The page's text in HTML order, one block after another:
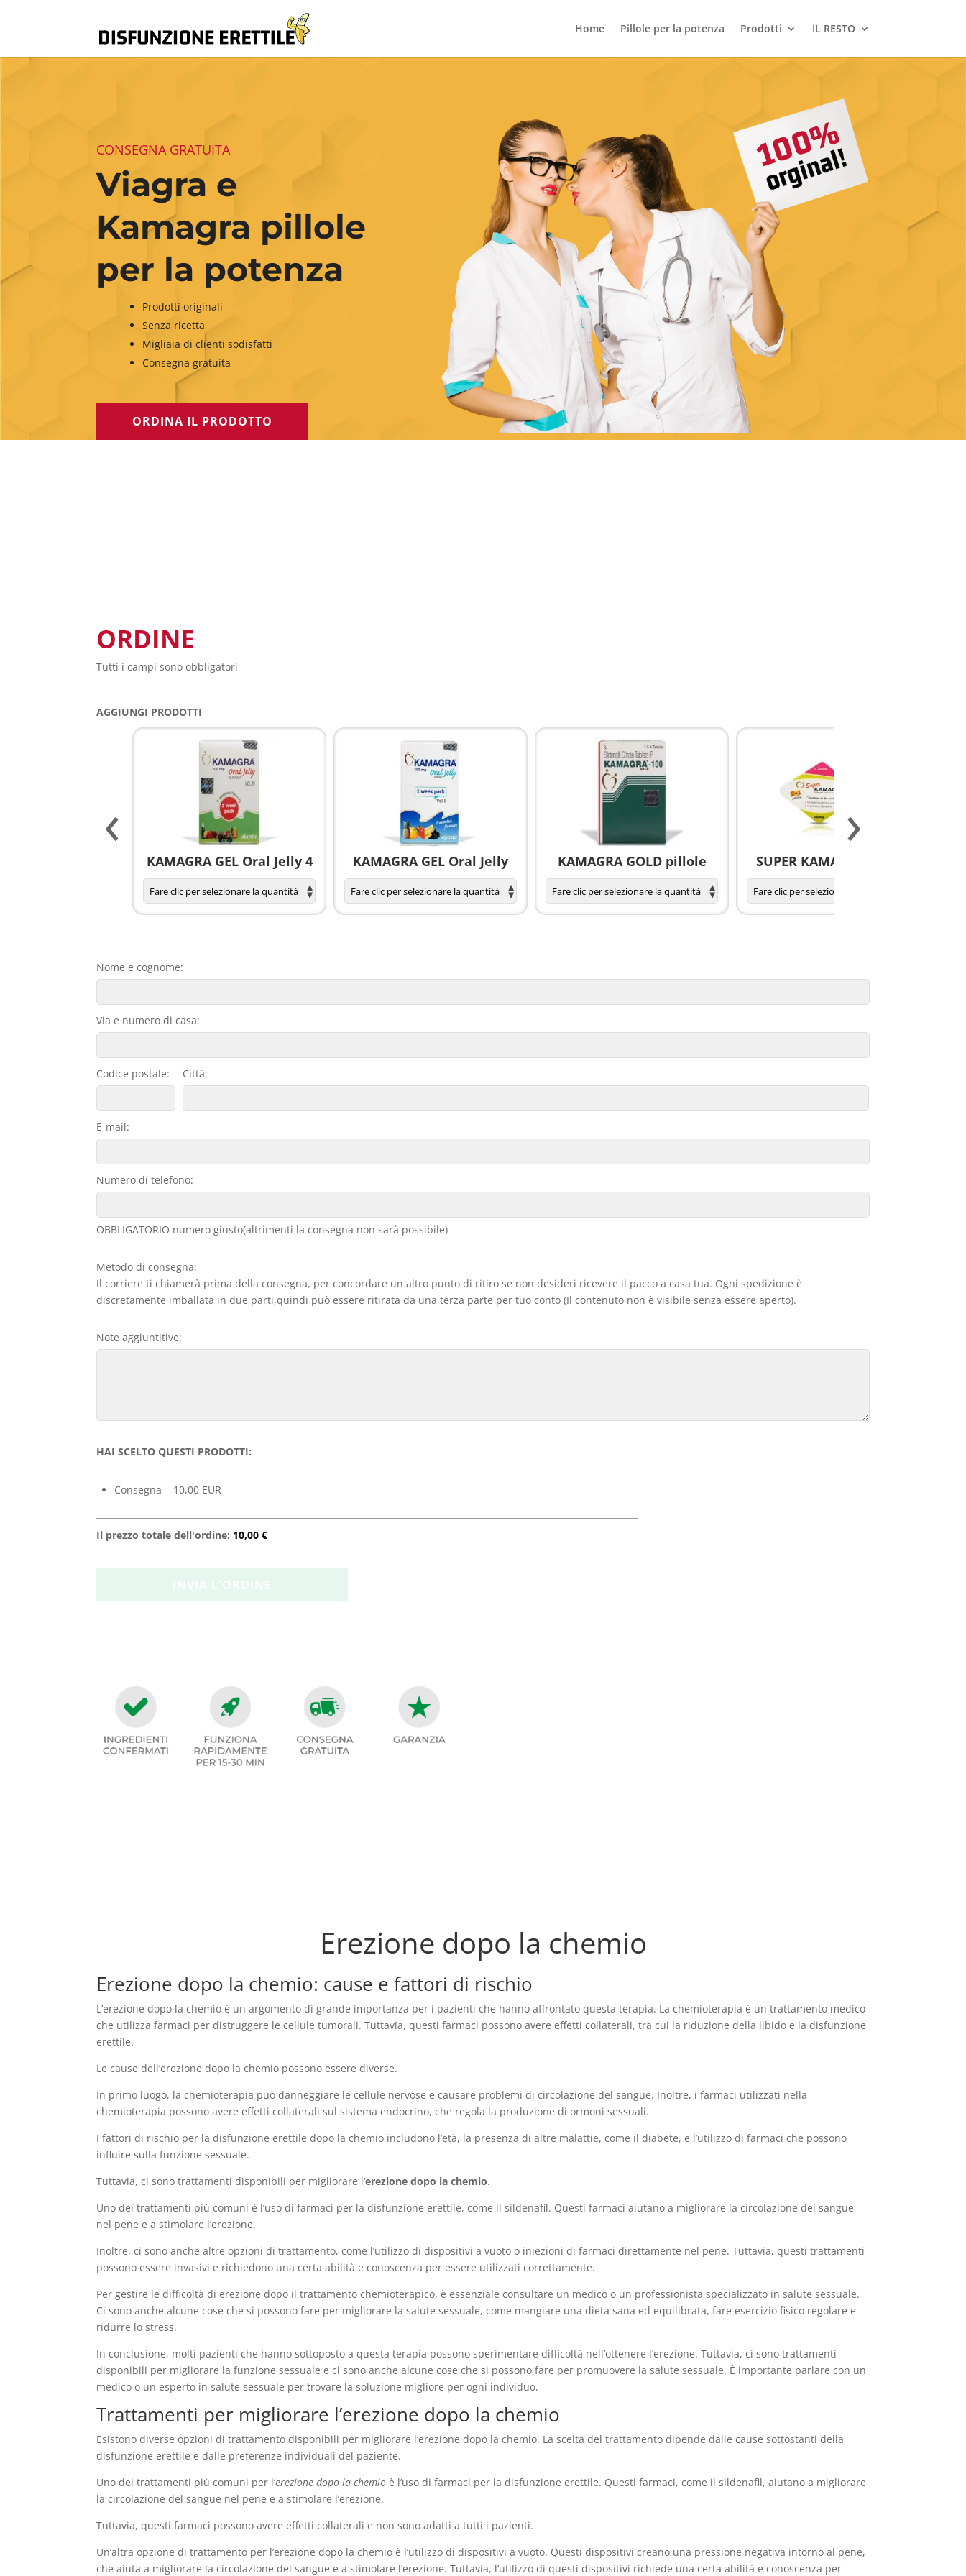
Home Pillole per la potenza Prodotti IL RESTO
CONSEGNA GRATUITA
Viagra e
Kamagra pillole
per la potenza
Prodotti originali
Senza ricetta
Migliaia di clienti sodisfatti
Consegna gratuita
ORDINA IL PRODOTTO
ORDINE
Tutti i campi sono obbligatori
AGGIUNGI PRODOTTI
KAMAGRA GEL Oral Jelly 4 KAMAGRA GEL Oral Jelly KAMAGRA GOLD pillole SUPER KAMAGRA pillole
‹ ›
Nome e cognome:
Via e numero di casa:
Codice postale: Città:
E-mail:
Numero di telefono:
OBBLIGATORIO numero giusto(altrimenti la consegna non sarà possibile)
Metodo di consegna:
Il corriere ti chiamerà prima della consegna, per concordare un altro punto di ritiro se non desideri ricevere il pacco a casa tua. Ogni spedizione è
discretamente imballata in due parti,quindi può essere ritirata da una terza parte per tuo conto (Il contenuto non è visibile senza essere aperto).
Note aggiuntitive:
HAI SCELTO QUESTI PRODOTTI:
Consegna = 10,00 EUR
Il prezzo totale dell'ordine: 10,00 €
Erezione dopo la chemio
Erezione dopo la chemio: cause e fattori di rischio
L’erezione dopo la chemio è un argomento di grande importanza per i pazienti che hanno affrontato questa terapia. La chemioterapia è un trattamento medico
che utilizza farmaci per distruggere le cellule tumorali. Tuttavia, questi farmaci possono avere effetti collaterali, tra cui la riduzione della libido e la disfunzione
erettile.
Le cause dell’erezione dopo la chemio possono essere diverse.
In primo luogo, la chemioterapia può danneggiare le cellule nervose e causare problemi di circolazione del sangue. Inoltre, i farmaci utilizzati nella
chemioterapia possono avere effetti collaterali sul sistema endocrino, che regola la produzione di ormoni sessuali.
I fattori di rischio per la disfunzione erettile dopo la chemio includono l’età, la presenza di altre malattie, come il diabete, e l’utilizzo di farmaci che possono
influire sulla funzione sessuale.
Tuttavia, ci sono trattamenti disponibili per migliorare l’erezione dopo la chemio.
Uno dei trattamenti più comuni è l’uso di farmaci per la disfunzione erettile, come il sildenafil. Questi farmaci aiutano a migliorare la circolazione del sangue
nel pene e a stimolare l’erezione.
Inoltre, ci sono anche altre opzioni di trattamento, come l’utilizzo di dispositivi a vuoto o iniezioni di farmaci direttamente nel pene. Tuttavia, questi trattamenti
possono essere invasivi e richiedono una certa abilità e conoscenza per essere utilizzati correttamente.
Per gestire le difficoltà di erezione dopo il trattamento chemioterapico, è essenziale consultare un medico o un professionista specializzato in salute sessuale.
Ci sono anche alcune cose che si possono fare per migliorare la salute sessuale, come mangiare una dieta sana ed equilibrata, fare esercizio fisico regolare e
ridurre lo stress.
In conclusione, molti pazienti che hanno sottoposto a questa terapia possono sperimentare difficoltà nell’ottenere l’erezione. Tuttavia, ci sono trattamenti
disponibili per migliorare la funzione sessuale e ci sono anche alcune cose che si possono fare per promuovere la salute sessuale. È importante parlare con un
medico o un esperto in salute sessuale per trovare la soluzione migliore per ogni individuo.
Trattamenti per migliorare l’erezione dopo la chemio
Esistono diverse opzioni di trattamento disponibili per migliorare l’erezione dopo la chemio. La scelta del trattamento dipende dalle cause sottostanti della
disfunzione erettile e dalle preferenze individuali del paziente.
Uno dei trattamenti più comuni per l’erezione dopo la chemio è l’uso di farmaci per la disfunzione erettile. Questi farmaci, come il sildenafil, aiutano a migliorare
la circolazione del sangue nel pene e a stimolare l’erezione.
Tuttavia, questi farmaci possono avere effetti collaterali e non sono adatti a tutti i pazienti.
Un’altra opzione di trattamento per l’erezione dopo la chemio è l’utilizzo di dispositivi a vuoto. Questi dispositivi creano una pressione negativa intorno al pene,
che aiuta a migliorare la circolazione del sangue e a stimolare l’erezione. Tuttavia, l’utilizzo di questi dispositivi richiede una certa abilità e conoscenza per